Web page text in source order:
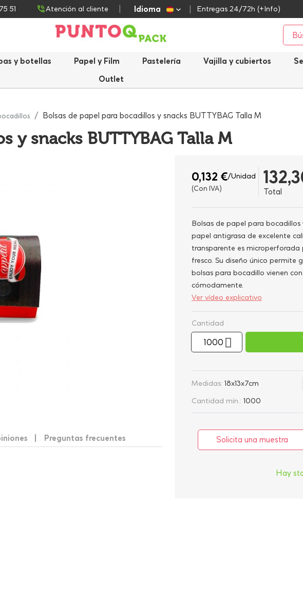
51 Atención al cliente Idioma Entregas 24/72h (+Info)
y botellas Papel y Film Pastelería Vajilla y cubiertos
Outlet
Bolsas de papel para bocadillos y snacks BUTTYBAG Talla M
y snacks BUTTYBAG Talla M
Preguntas frecuentes
0,132 €/Unidad
(Con IVA) Total
Bolsas de papel para
papel antigrasa de excelente
transparente es
fresco. Su diseño único permite
bolsas para bocadillo vienen
cómodamente.
Ver vídeo explicativo
Cantidad
Medidas: 18x13x7cm
Cantidad mín.: 1000
Solicita una muestra
Hay